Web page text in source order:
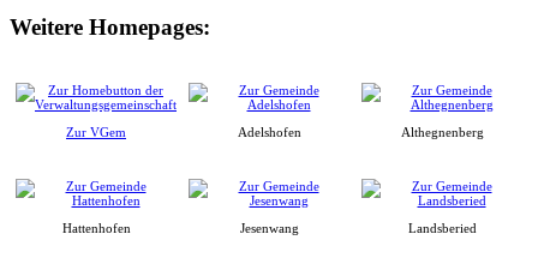
Weitere Homepages:
Zur VGem Adelshofen Althegnenberg
Hattenhofen Jesenwang Landsberied